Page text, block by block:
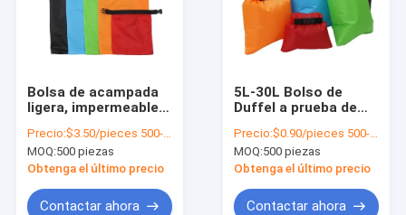
Bolsa de acampada
ligera, impermeable y
personalizado de
nylon 30D
Precio:$3.50/pieces 500-999 pieces
MOQ:500 piezas
Obtenga el último precio
Contactar ahora
5L-30L Bolso de
Duffel a prueba de
Ocean Pack Natación
flotante
Precio:$0.90/pieces 500-999 pieces
MOQ:500 piezas
Obtenga el último precio
Contactar ahora